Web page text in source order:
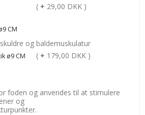
( + 29,00 DKK )
CM
og baldemuskulatur
ø9 CM ( + 179,00 DKK )
foden og anvendes til at stimulere
og